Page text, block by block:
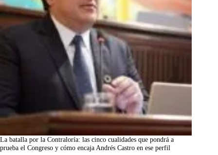
La batalla por la Contraloría: las cinco cualidades que pondrá a
prueba el Congreso y cómo encaja Andrés Castro en ese perfil